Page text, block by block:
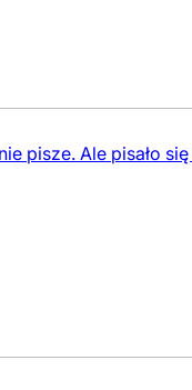
pisze. Ale pisało